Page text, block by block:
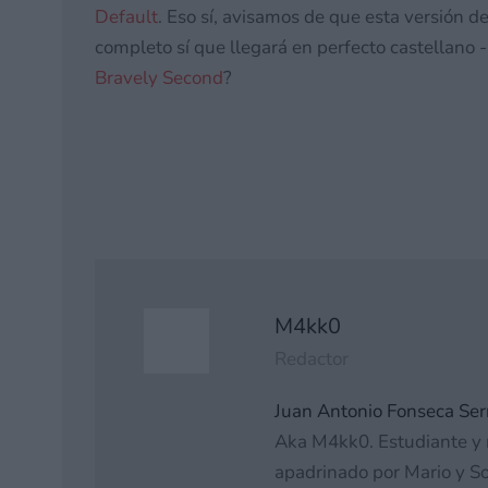
Default. Eso sí, avisamos de que esta versión
completo sí que llegará en perfecto castellano
Bravely Second?
M4kk0
Juan Antonio Fonseca
Aka M4kk0. Estudiante
apadrinado por Mario y